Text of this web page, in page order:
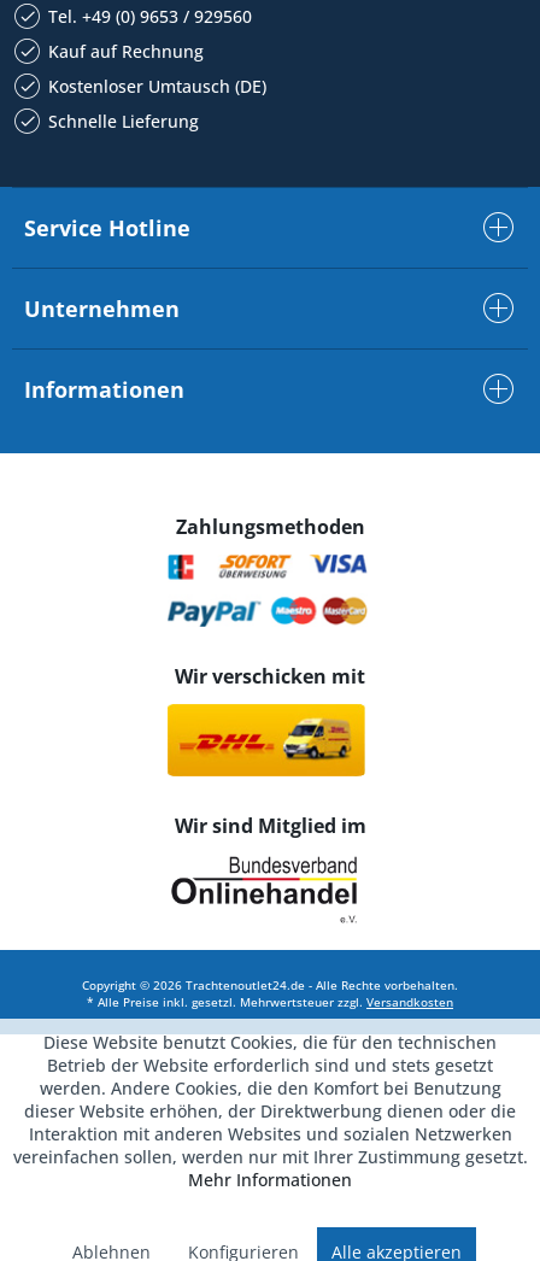
Tel. +49 (0) 9653 / 929560
Kauf auf Rechnung
Kostenloser Umtausch (DE)
Schnelle Lieferung
Service Hotline
Unternehmen
Informationen
Zahlungsmethoden
Wir verschicken mit
Wir sind Mitglied im
Copyright © 2026 Trachtenoutlet24.de - Alle Rechte vorbehalten.
* Alle Preise inkl. gesetzl. Mehrwertsteuer zzgl. Versandkosten
Diese Website benutzt Cookies, die für den technischen
Betrieb der Website erforderlich sind und stets gesetzt
werden. Andere Cookies, die den Komfort bei Benutzung
dieser Website erhöhen, der Direktwerbung dienen oder die
Interaktion mit anderen Websites und sozialen Netzwerken
vereinfachen sollen, werden nur mit Ihrer Zustimmung gesetzt.
Mehr Informationen
Ablehnen Konfigurieren Alle akzeptieren